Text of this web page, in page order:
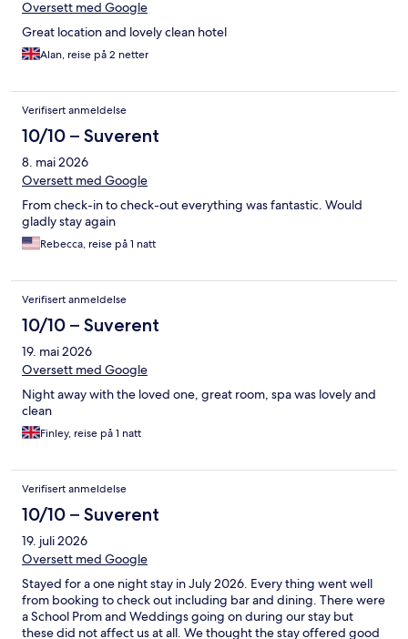
Oversett med Google
Great location and lovely clean hotel
Alan, reise på 2 netter
Verifisert anmeldelse
10/10 – Suverent
8. mai 2026
Oversett med Google
From check-in to check-out everything was fantastic. Would
gladly stay again
Rebecca, reise på 1 natt
Verifisert anmeldelse
10/10 – Suverent
19. mai 2026
Oversett med Google
Night away with the loved one, great room, spa was lovely and
clean
Finley, reise på 1 natt
Verifisert anmeldelse
10/10 – Suverent
19. juli 2026
Oversett med Google
Stayed for a one night stay in July 2026. Every thing went well
from booking to check out including bar and dining. There were
a School Prom and Weddings going on during our stay but
these did not affect us at all. We thought the stay offered good